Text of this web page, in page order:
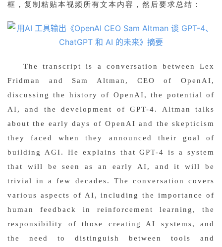
报
开
源
应
用
框，复制粘贴本视频所有文本内容，然后要求总结：
The transcript is a conversation between Lex
Fridman and Sam Altman, CEO of OpenAI,
discussing the history of OpenAI, the potential of
AI, and the development of GPT-4. Altman talks
about the early days of OpenAI and the skepticism
they faced when they announced their goal of
building AGI. He explains that GPT-4 is a system
that will be seen as an early AI, and it will be
trivial in a few decades. The conversation covers
various aspects of AI, including the importance of
human feedback in reinforcement learning, the
responsibility of those creating AI systems, and
the need to distinguish between tools and